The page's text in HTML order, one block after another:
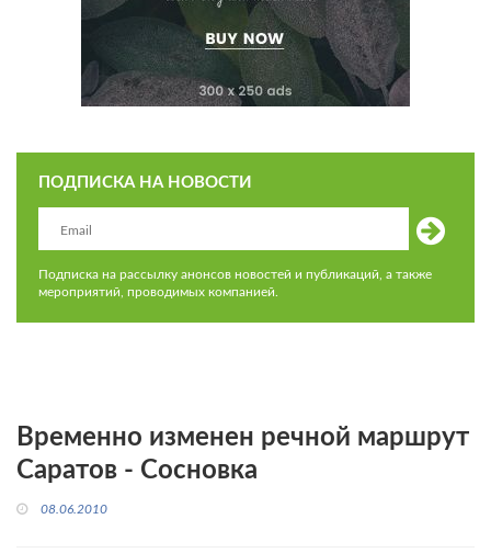
ПОДПИСКА НА НОВОСТИ
Подписка на рассылку анонсов новостей и публикаций, а также
мероприятий, проводимых компанией.
Временно изменен речной маршрут
Саратов - Сосновка
08.06.2010